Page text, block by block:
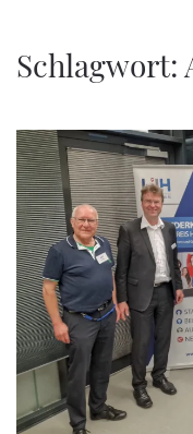
Zum Hauptinhalt
Schlagwort: